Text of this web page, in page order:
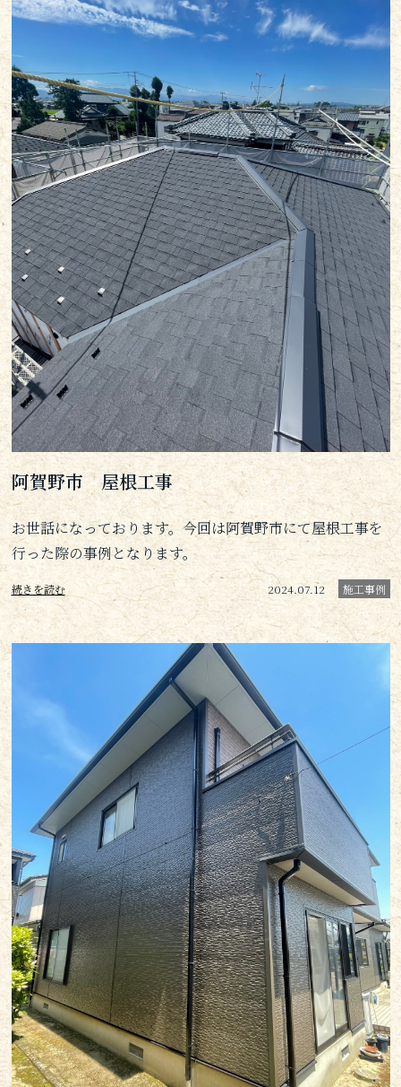
阿賀野市 屋根工事
お世話になっております。今回は阿賀野市にて屋根工事を
行った際の事例となります。
続きを読む 2024.07.12 施工事例